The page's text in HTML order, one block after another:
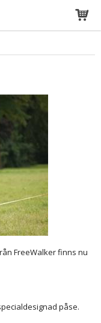
FreeWalker finns nu
påse.